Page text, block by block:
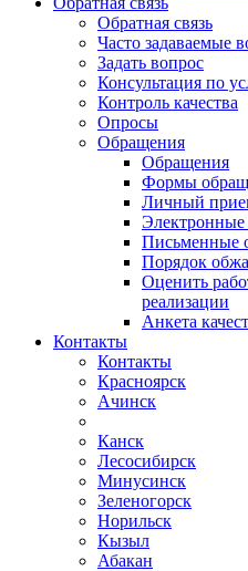
Обратная связь
Часто задаваемые
Задать вопрос
Консультация по
Контроль качества
Опросы
Обращения
Обращения
Формы
Личный
Письменные
Порядок
Оценить
реализации
Анкета
Контакты
Контакты
Красноярск
Ачинск
Канск
Лесосибирск
Минусинск
Зеленогорск
Норильск
Кызыл
Абакан